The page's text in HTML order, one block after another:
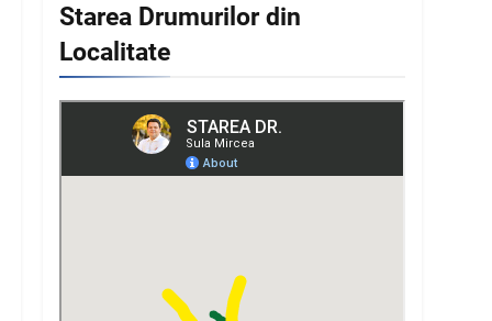
Starea Drumurilor din
Localitate